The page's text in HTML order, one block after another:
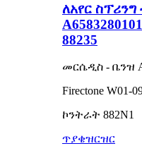
ለአየር ስፕሪንግ
88235
መርሴዲስ - ቤንዝ
Firectone W01-
ኮንትራት 882N1
ጥያቄዝርዝር